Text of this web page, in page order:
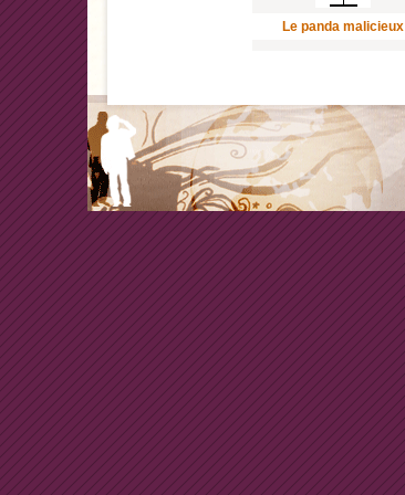
Le panda malicieux